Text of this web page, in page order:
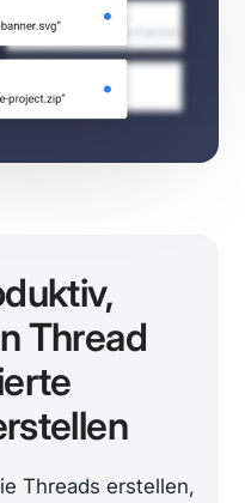
Thread
Threads erstellen,